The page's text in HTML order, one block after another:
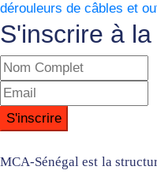
dérouleurs de câbles et
S'inscrire à
MCA-Sénégal est la